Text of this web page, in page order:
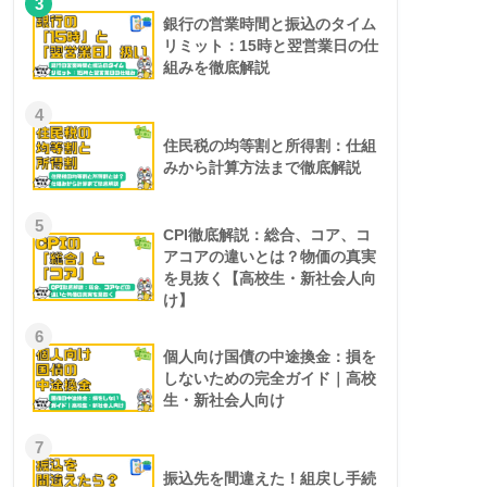
3
銀行の営業時間と振込のタイム
リミット：15時と翌営業日の仕
組みを徹底解説
4
住民税の均等割と所得割：仕組
みから計算方法まで徹底解説
5
CPI徹底解説：総合、コア、コ
アコアの違いとは？物価の真実
を見抜く【高校生・新社会人向
け】
6
個人向け国債の中途換金：損を
しないための完全ガイド｜高校
生・新社会人向け
7
振込先を間違えた！組戻し手続